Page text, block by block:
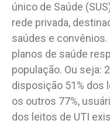
único de Saúde
rede privada,
saúdes e
planos de saúde
população. Ou seja:
disposição 51% dos
os outros 77%,
dos leitos de UTI